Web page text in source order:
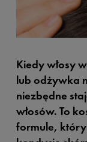
Kiedy włosy
lub odżywka
niezbędne
włosów. To
formule,